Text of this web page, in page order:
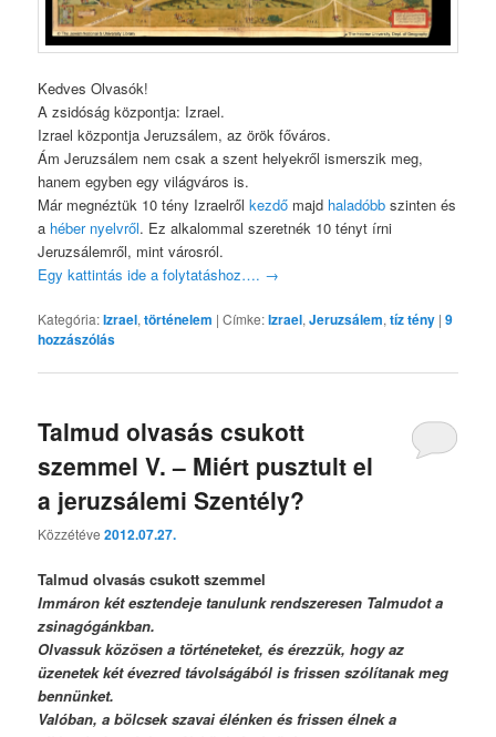
Kedves Olvasók!
A zsidóság központja: Izrael.
Izrael központja Jeruzsálem, az örök főváros.
Ám Jeruzsálem nem csak a szent helyekről ismerszik meg,
hanem egyben egy világváros is.
Már megnéztük 10 tény Izraelrőlkezdő majd haladóbb szinten és
a héber nyelvről. Ez alkalommal szeretnék 10 tényt írni
Jeruzsálemről, mint városról.
Egy kattintás ide a folytatáshoz…. →
Kategória:Izrael,történelem |Címke:Izrael,Jeruzsálem,tíz tény |9
hozzászólás
Talmud olvasás csukott
szemmel V. – Miért pusztult el
a jeruzsálemi Szentély?
Közzétéve2012.07.27.
Talmud olvasás csukott szemmel
Immáron két esztendeje tanulunk rendszeresen Talmudot a
zsinagógánkban.
Olvassuk közösen a történeteket, és érezzük, hogy az
üzenetek két évezred távolságából is frissen szólítanak meg
bennünket.
Valóban, a bölcsek szavai élénken és frissen élnek a